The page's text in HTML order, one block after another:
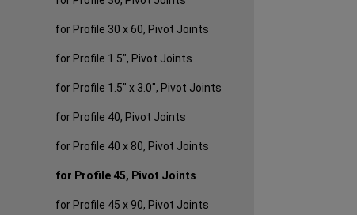
for Profile 30 x 60, Pivot Joints
for Profile 1.5", Pivot Joints
for Profile 1.5" x 3.0", Pivot Joints
for Profile 40, Pivot Joints
for Profile 40 x 80, Pivot Joints
for Profile 45, Pivot Joints
for Profile 45 x 90, Pivot Joints